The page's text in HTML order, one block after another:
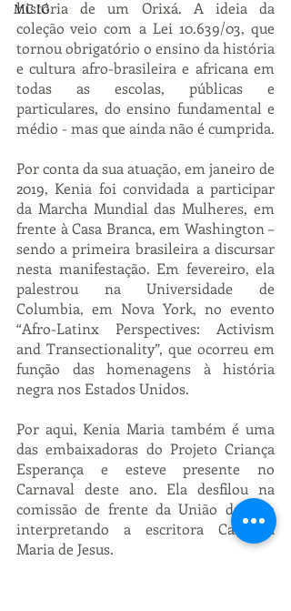
MC IG
história de um Orixá. A ideia da
coleção veio com a Lei 10.639/03, que
tornou obrigatório o ensino da história
e cultura afro-brasileira e africana em
todas as escolas, públicas e
particulares, do ensino fundamental e
médio - mas que ainda não é cumprida.
Por conta da sua atuação, em janeiro de
2019, Kenia foi convidada a participar
da Marcha Mundial das Mulheres, em
frente à Casa Branca, em Washington –
sendo a primeira brasileira a discursar
nesta manifestação. Em fevereiro, ela
palestrou na Universidade de
Columbia, em Nova York, no evento
“Afro-Latinx Perspectives: Activism
and Transectionality”, que ocorreu em
função das homenagens à história
negra nos Estados Unidos.
Por aqui, Kenia Maria também é uma
das embaixadoras do Projeto Criança
Esperança e esteve presente no
Carnaval deste ano. Ela desfilou na
comissão de frente da União da Ilha
interpretando a escritora Carolina
Maria de Jesus.